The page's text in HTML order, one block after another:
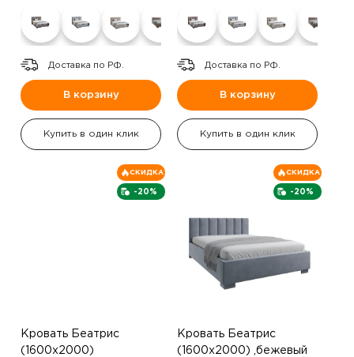
Доставка по РФ.
В корзину
Купить в один клик
Доставка по РФ.
В корзину
Купить в один клик
-20%
СКИДКА
Кровать Беатрис
(1600х2000)
-20%
СКИДКА
Кровать Беатрис
(1600х2000) ,бежевый